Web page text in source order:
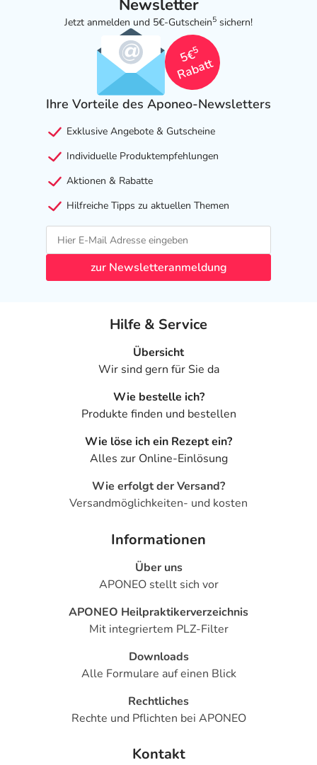
Newsletter
Jetzt anmelden und 5€-Gutschein5 sichern!
5€
5
Rabatt
Ihre Vorteile des Aponeo-Newsletters
Exklusive Angebote & Gutscheine
Individuelle Produktempfehlungen
Aktionen & Rabatte
Hilfreiche Tipps zu aktuellen Themen
zur Newsletteranmeldung
Hilfe & Service
Übersicht
Wir sind gern für Sie da
Wie bestelle ich?
Produkte finden und bestellen
Wie löse ich ein Rezept ein?
Alles zur Online-Einlösung
Wie erfolgt der Versand?
Versandmöglichkeiten- und kosten
Informationen
Über uns
APONEO stellt sich vor
APONEO Heilpraktikerverzeichnis
Mit integriertem PLZ-Filter
Downloads
Alle Formulare auf einen Blick
Rechtliches
Rechte und Pflichten bei APONEO
Kontakt